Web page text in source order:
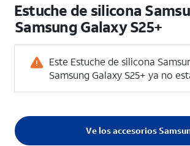
Estuche de silicona
Samsung Galaxy S25+
Este Estuche de silicona
Samsung Galaxy S25+ ya no
Ve los accesorios